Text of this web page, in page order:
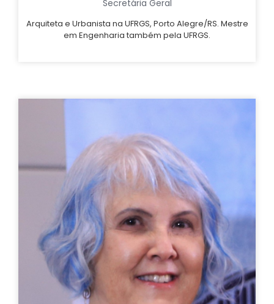
Secretária Geral
Arquiteta e Urbanista na UFRGS, Porto Alegre/RS. Mestre
em Engenharia também pela UFRGS.